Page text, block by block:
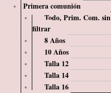
Primera comunión
Todo, Prim. Com. sin
filtrar
8 Años
10 Años
Talla 12
Talla 14
Talla 16